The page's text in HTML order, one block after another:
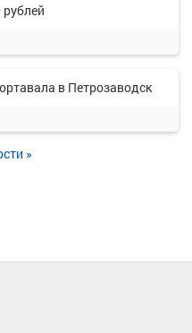
в Петрозаводск
»